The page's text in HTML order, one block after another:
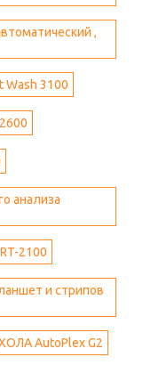
,
Wash 3100
анализа
2100
и стрипов
AutoPlex G2